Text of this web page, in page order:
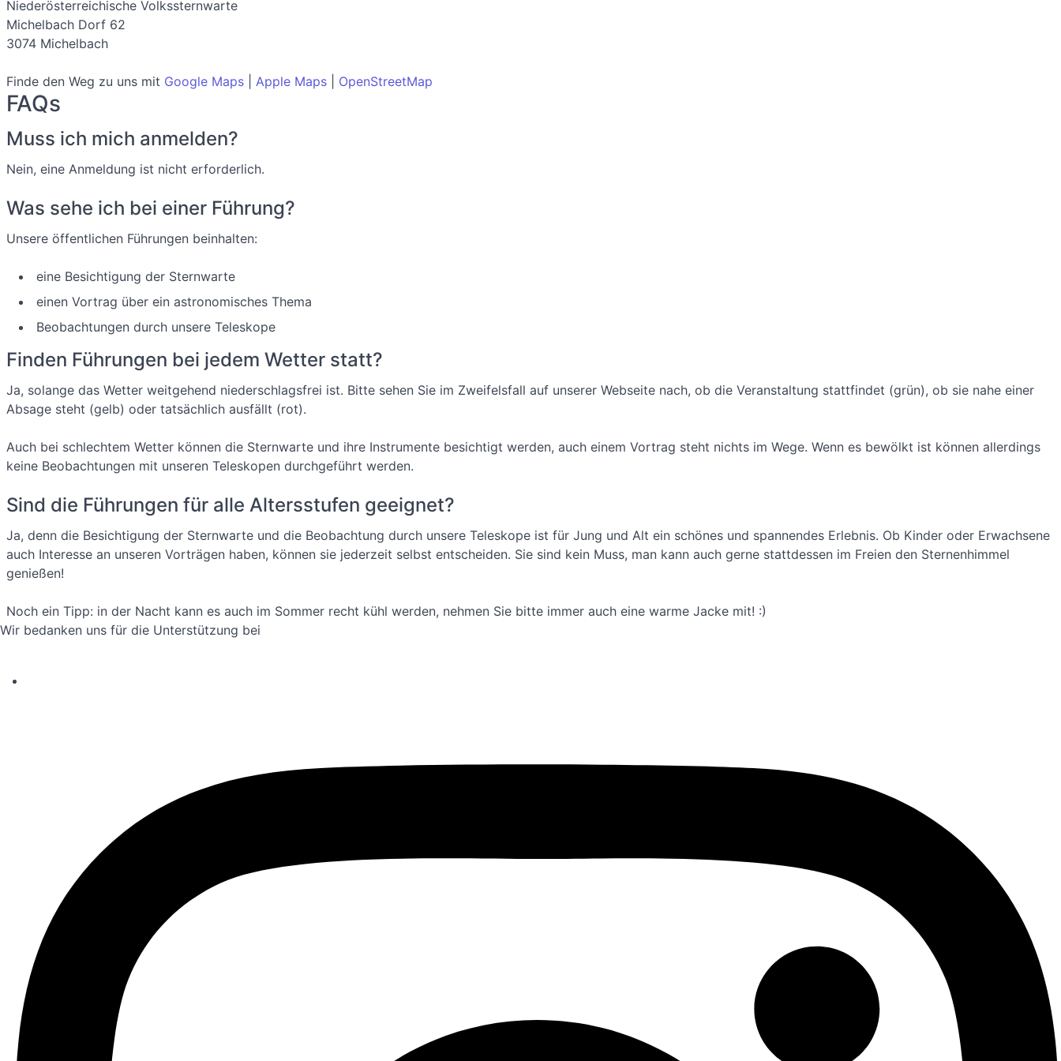
Niederösterreichische Volkssternwarte
Michelbach Dorf 62
3074 Michelbach
Finde den Weg zu uns mit Google Maps Apple Maps OpenStreetMap
FAQs
Muss ich mich anmelden?
Nein, eine Anmeldung ist nicht erforderlich.
Was sehe ich bei einer Führung?
Unsere öffentlichen Führungen beinhalten:
eine Besichtigung der Sternwarte
einen Vortrag über ein astronomisches Thema
Beobachtungen durch unsere Teleskope
Finden Führungen bei jedem Wetter statt?
Ja, solange das Wetter weitgehend niederschlagsfrei ist. Bitte sehen Sie im Zweifelsfall auf unserer Webseite nach, ob die Veranstaltung stattfindet (grün), ob sie nahe einer
Absage steht (gelb) oder tatsächlich ausfällt (rot).
Auch bei schlechtem Wetter können die Sternwarte und ihre Instrumente besichtigt werden, auch einem Vortrag steht nichts im Wege. Wenn es bewölkt ist können allerdings
keine Beobachtungen mit unseren Teleskopen durchgeführt werden.
Sind die Führungen für alle Altersstufen geeignet?
Ja, denn die Besichtigung der Sternwarte und die Beobachtung durch unsere Teleskope ist für Jung und Alt ein schönes und spannendes Erlebnis. Ob Kinder oder Erwachsene
auch Interesse an unseren Vorträgen haben, können sie jederzeit selbst entscheiden. Sie sind kein Muss, man kann auch gerne stattdessen im Freien den Sternenhimmel
genießen!
Noch ein Tipp: in der Nacht kann es auch im Sommer recht kühl werden, nehmen Sie bitte immer auch eine warme Jacke mit! :)
Wir bedanken uns für die Unterstützung bei